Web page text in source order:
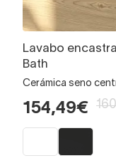
Lavabo
Bath
Cerámica seno
154,49€